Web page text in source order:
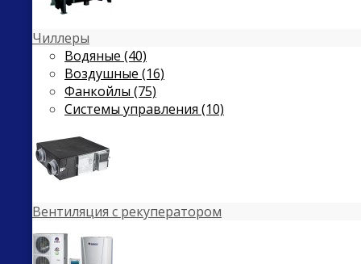
Чиллеры
Водяные (40)
Воздушные (16)
Фанкойлы (75)
Системы управления (10)
Вентиляция с рекуператором